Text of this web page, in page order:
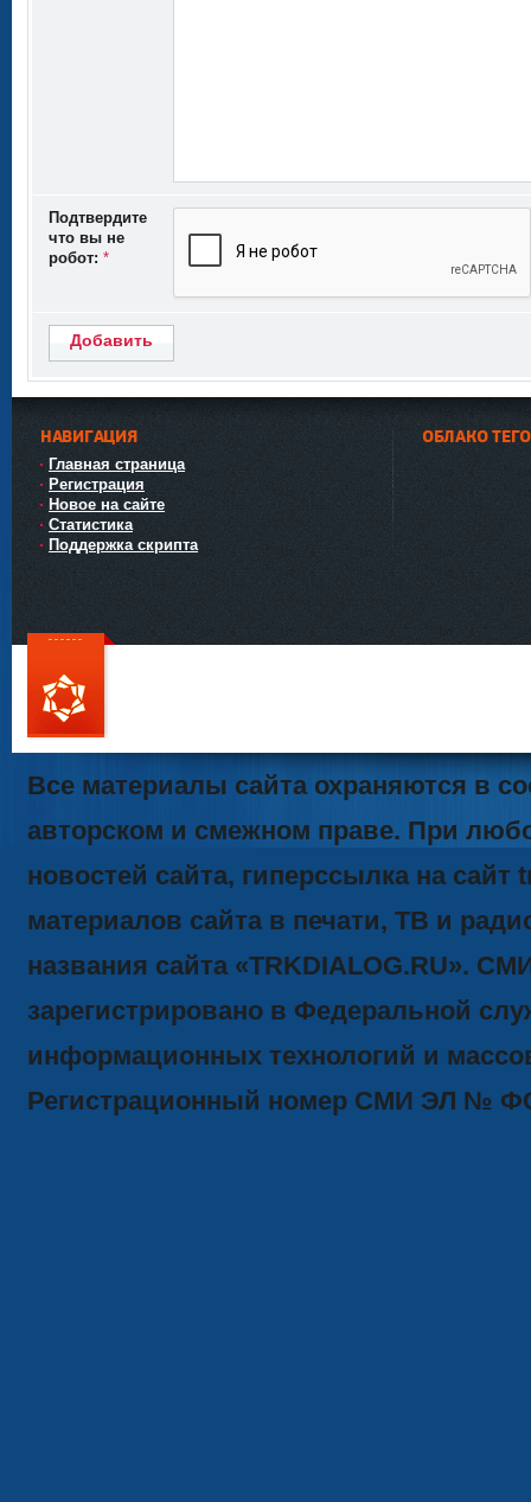
Подтвердите
что вы не
робот: *
Добавить
НАВИГАЦИЯ
Главная страница
Регистрация
Новое на сайте
Статистика
Поддержка скрипта
ОБЛАКО
111
Все материалы сайта охраняются в
авторском и смежном праве. При
новостей сайта, гиперссылка на
материалов сайта в печати, ТВ и
названия сайта «TRKDIALOG.RU».
зарегистрировано в Федеральной
информационных технологий и
Регистрационный номер СМИ ЭЛ №